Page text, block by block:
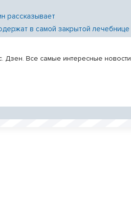
рассказывает
в самой закрытой
Дзен. Все самые интересные новости